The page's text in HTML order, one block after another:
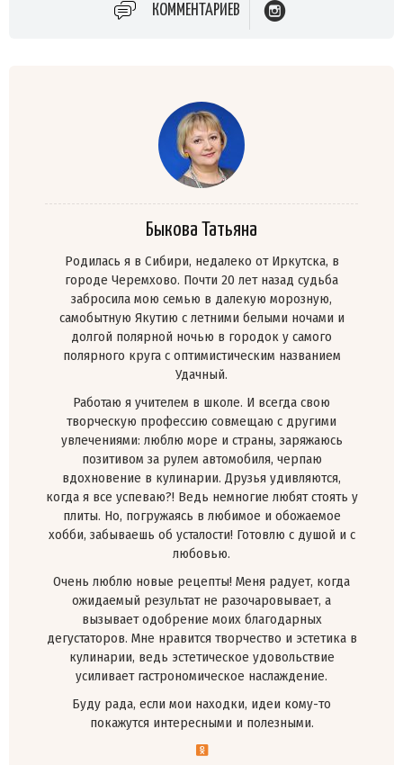
КОММЕНТАРИЕВ
Быкова Татьяна
Родилась я в Сибири, недалеко от Иркутска, в
городе Черемхово. Почти 20 лет назад судьба
забросила мою семью в далекую морозную,
самобытную Якутию с летними белыми ночами и
долгой полярной ночью в городок у самого
полярного круга с оптимистическим названием
Удачный.
Работаю я учителем в школе. И всегда свою
творческую профессию совмещаю с другими
увлечениями: люблю море и страны, заряжаюсь
позитивом за рулем автомобиля, черпаю
вдохновение в кулинарии. Друзья удивляются,
когда я все успеваю?! Ведь немногие любят стоять у
плиты. Но, погружаясь в любимое и обожаемое
хобби, забываешь об усталости! Готовлю с душой и с
любовью.
Очень люблю новые рецепты! Меня радует, когда
ожидаемый результат не разочаровывает, а
вызывает одобрение моих благодарных
дегустаторов. Мне нравится творчество и эстетика в
кулинарии, ведь эстетическое удовольствие
усиливает гастрономическое наслаждение.
Буду рада, если мои находки, идеи кому-то
покажутся интересными и полезными.